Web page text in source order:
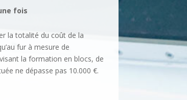
fois
la totalité du coût de la
fur à mesure de
la formation en blocs, de
ne dépasse pas 10.000 €.